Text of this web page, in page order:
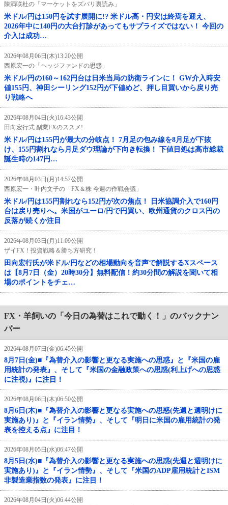
陳満咲杜の「マーケットをズバリ裏読み」
米ドル/円は150円を試す展開に!? 米ドル高・円安は終焉を迎え、
2026年中に140円の大台打診があってもサプライズではない！ 今回の
介入は成功…
2026年08月06日(木)13:20公開
西原宏一の「ヘッジファンドの思惑」
米ドル/円の160～162円台は日米当局の防衛ラインに！ GW介入時安
値155円、神田シーリング152円が下値めど、押し目買いから戻り売
り戦略へ
2026年08月04日(火)16:43公開
田向宏行式 副業FXのススメ!
米ドル/円は155円が最大の分岐点！ 7月足の包み線を8月足が下抜
け、155円割れなら月足ダウ理論が下向き転換！ 下値目処は高市総裁
誕生時の147円…
2026年08月03日(月)14:57公開
西原宏一・叶内文子の「FX＆株 今週の作戦会議」
米ドル/円は155円割れなら152円が次の焦点！ 日米協調介入で160円
台は戻り売りへ。米国がユーロ/円で円買い、欧州通貨のクロス円の
反落が続くか注目
2026年08月03日(月)11:09公開
ザイFX！投資戦略＆勝ち方研究！
田向宏行氏が米ドル/円などの相場動向を音声で解説するXスペース
は【8月7日（金）20時30分】無料配信！約30分間の解説を聞いて相
場のポイントをチェ…
FX・羊飼いの「今日の為替はこれで動く！」のバックナン
バー
2026年08月07日(金)06:45公開
8月7日(金)■『為替介入の影響と更なる実施への思惑』と『米国の雇
用統計の発表』、そして『米国の金融政策への思惑(利上げへの思惑
に注視)』に注目！
2026年08月06日(木)06:50公開
8月6日(木)■『為替介入の影響と更なる実施への思惑(先週と週明けに
実施あり)』と『イラン情勢』、そして『明日に米国の雇用統計の発
表を控える点』に注目！
2026年08月05日(水)06:47公開
8月5日(水)■『為替介入の影響と更なる実施への思惑(先週と週明けに
実施あり)』と『イラン情勢』、そして『米国のADP雇用統計とISM
非製造業指数の発表』に注目！
2026年08月04日(火)06:44公開